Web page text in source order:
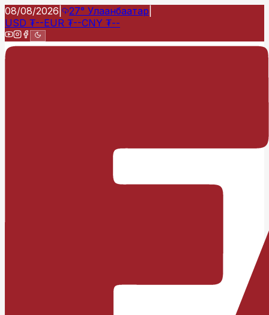
08/08/2026 27° Улаанбаатар
USD ₮--EUR ₮--CNY ₮--